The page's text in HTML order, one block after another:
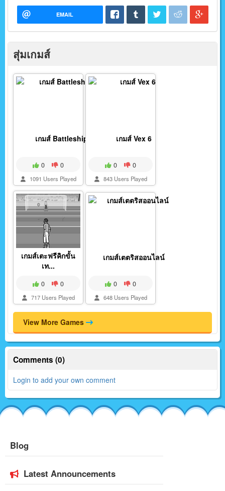
EMAIL
สุ่มเกมส์
เกมส์ Battleship
0 0
1091 Users Played
เกมส์ Vex 6
0 0
843 Users Played
เกมส์เตะฟรีคิกขั้น
เท...
0 0
717 Users Played
เกมส์เตตริสออนไลน์
0 0
648 Users Played
View More Games
Comments (0)
Login to add your own comment
Blog
Latest Announcements